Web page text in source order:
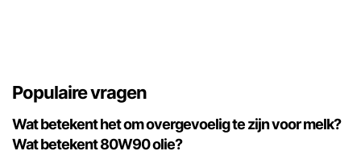
Populaire vragen
Wat betekent het om overgevoelig te zijn voor melk?
Wat betekent 80W90 olie?